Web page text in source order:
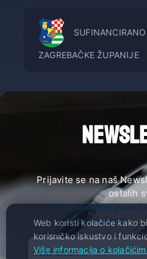
ZAGREBAČKE ŽUPANIJE
Prijavite se na naš
ostalih
ekskluzivnim
novostimau
Web koristi kolačiće kako
korisničko iskustvo i
Više informacija o